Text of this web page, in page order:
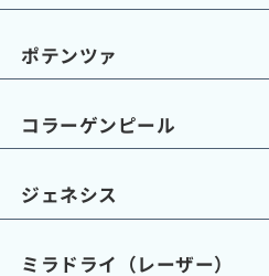
ポテンツァ
コラーゲンピール
ジェネシス
ミラドライ（レーザー）